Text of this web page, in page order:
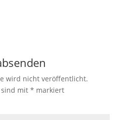
wird nicht veröffentlicht.
mit * markiert